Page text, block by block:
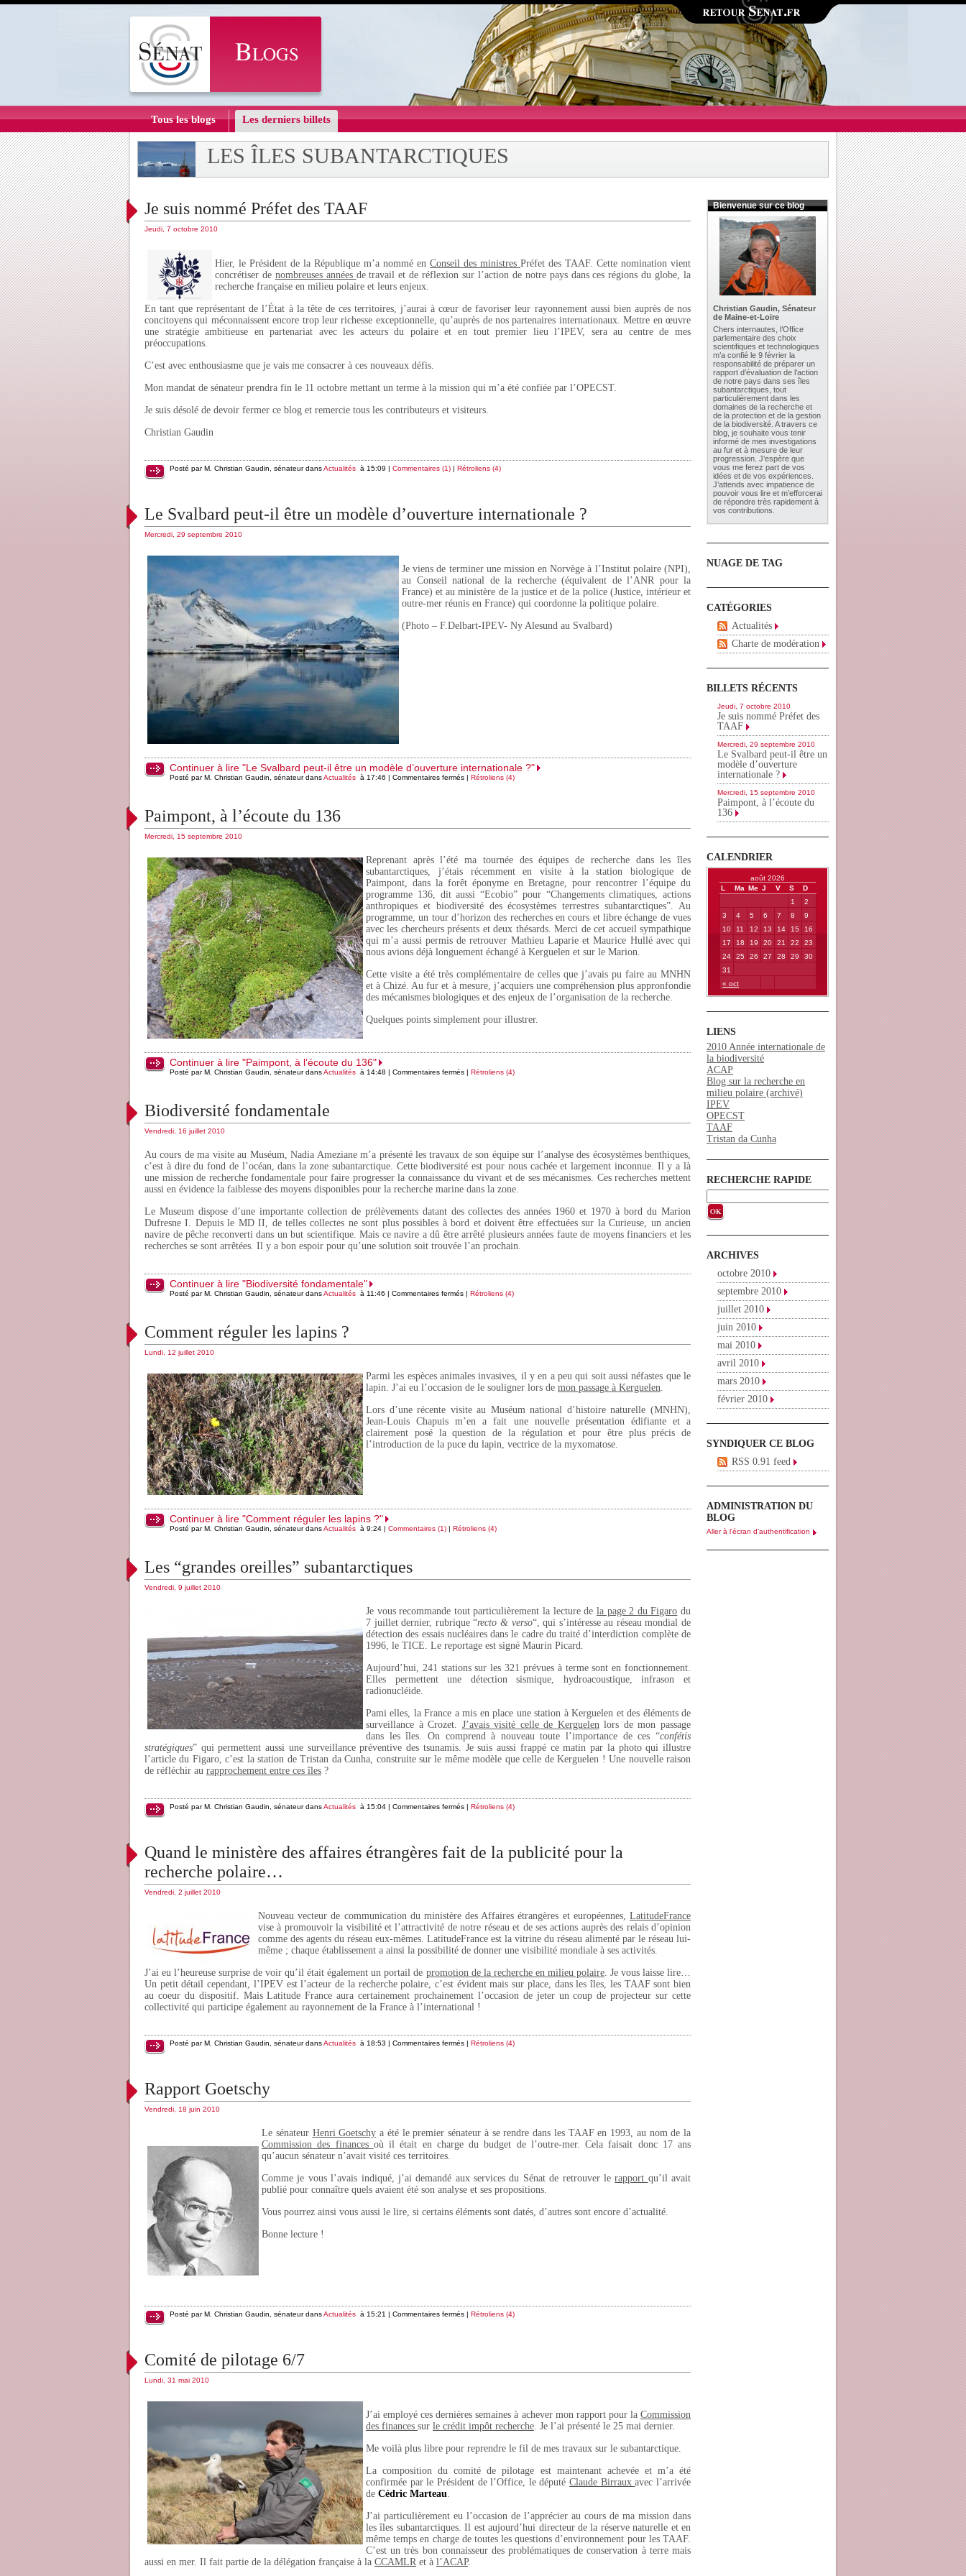
Tous les blogs Les derniers billets
LES ÎLES SUBANTARCTIQUES
Je suis nommé Préfet des TAAF
Jeudi, 7 octobre 2010
Hier, le Président de la République m’a nommé en Conseil des ministres Préfet des TAAF. Cette nomination vient
concrétiser de nombreuses années de travail et de réflexion sur l’action de notre pays dans ces régions du globe, la
recherche française en milieu polaire et leurs enjeux.
En tant que représentant de l’État à la tête de ces territoires, j’aurai à cœur de favoriser leur rayonnement aussi bien auprès de nos
concitoyens qui méconnaissent encore trop leur richesse exceptionnelle, qu’auprès de nos partenaires internationaux. Mettre en œuvre
une stratégie ambitieuse en partenariat avec les acteurs du polaire et en tout premier lieu l’IPEV, sera au centre de mes
préoccupations.
C’est avec enthousiasme que je vais me consacrer à ces nouveaux défis.
Mon mandat de sénateur prendra fin le 11 octobre mettant un terme à la mission qui m’a été confiée par l’OPECST.
Je suis désolé de devoir fermer ce blog et remercie tous les contributeurs et visiteurs.
Christian Gaudin
Posté par M. Christian Gaudin, sénateur dansActualités à 15:09 | Commentaires (1) | Rétroliens (4)
Le Svalbard peut-il être un modèle d’ouverture internationale ?
Mercredi, 29 septembre 2010
Je viens de terminer une mission en Norvège à l’Institut polaire (NPI),
au Conseil national de la recherche (équivalent de l’ANR pour la
France) et au ministère de la justice et de la police (Justice, intérieur et
outre-mer réunis en France) qui coordonne la politique polaire.
(Photo – F.Delbart-IPEV- Ny Alesund au Svalbard)
Continuer à lire "Le Svalbard peut-il être un modèle d’ouverture internationale ?"
Posté par M. Christian Gaudin, sénateur dansActualités à 17:46 | Commentaires fermés | Rétroliens (4)
Paimpont, à l’écoute du 136
Mercredi, 15 septembre 2010
Reprenant après l’été ma tournée des équipes de recherche dans les îles
subantarctiques, j’étais récemment en visite à la station biologique de
Paimpont, dans la forêt éponyme en Bretagne, pour rencontrer l’équipe du
programme 136, dit aussi “Ecobio” pour “Changements climatiques, actions
anthropiques et biodiversité des écosystèmes terrestres subantarctiques”. Au
programme, un tour d’horizon des recherches en cours et libre échange de vues
avec les chercheurs présents et deux thésards. Merci de cet accueil sympathique
qui m’a aussi permis de retrouver Mathieu Laparie et Maurice Hullé avec qui
nous avions déjà longuement échangé à Kerguelen et sur le Marion.
Cette visite a été très complémentaire de celles que j’avais pu faire au MNHN
et à Chizé. Au fur et à mesure, j’acquiers une compréhension plus appronfondie
des mécanismes biologiques et des enjeux de l’organisation de la recherche.
Quelques points simplement pour illustrer.
Continuer à lire "Paimpont, à l’écoute du 136"
Posté par M. Christian Gaudin, sénateur dansActualités à 14:48 | Commentaires fermés | Rétroliens (4)
Biodiversité fondamentale
Vendredi, 16 juillet 2010
Au cours de ma visite au Muséum, Nadia Ameziane m’a présenté les travaux de son équipe sur l’analyse des écosystèmes benthiques,
c’est à dire du fond de l’océan, dans la zone subantarctique. Cette biodiversité est pour nous cachée et largement inconnue. Il y a là
une mission de recherche fondamentale pour faire progresser la connaissance du vivant et de ses mécanismes. Ces recherches mettent
aussi en évidence la faiblesse des moyens disponibles pour la recherche marine dans la zone.
Le Museum dispose d’une importante collection de prélèvements datant des collectes des années 1960 et 1970 à bord du Marion
Dufresne I. Depuis le MD II, de telles collectes ne sont plus possibles à bord et doivent être effectuées sur la Curieuse, un ancien
navire de pêche reconverti dans un but scientifique. Mais ce navire a dû être arrêté plusieurs années faute de moyens financiers et les
recherches se sont arrêtées. Il y a bon espoir pour qu’une solution soit trouvée l’an prochain.
Continuer à lire "Biodiversité fondamentale"
Posté par M. Christian Gaudin, sénateur dansActualités à 11:46 | Commentaires fermés | Rétroliens (4)
Comment réguler les lapins ?
Lundi, 12 juillet 2010
Parmi les espèces animales invasives, il y en a peu qui soit aussi néfastes que le
lapin. J’ai eu l’occasion de le souligner lors de mon passage à Kerguelen.
Lors d’une récente visite au Muséum national d’histoire naturelle (MNHN),
Jean-Louis Chapuis m’en a fait une nouvelle présentation édifiante et a
clairement posé la question de la régulation et pour être plus précis de
l’introduction de la puce du lapin, vectrice de la myxomatose.
Continuer à lire "Comment réguler les lapins ?"
Posté par M. Christian Gaudin, sénateur dansActualités à 9:24 | Commentaires (1) | Rétroliens (4)
Les “grandes oreilles” subantarctiques
Vendredi, 9 juillet 2010
Je vous recommande tout particulièrement la lecture de la page 2 du Figaro du
7 juillet dernier, rubrique “recto & verso“, qui s’intéresse au réseau mondial de
détection des essais nucléaires dans le cadre du traité d’interdiction complète de
1996, le TICE. Le reportage est signé Maurin Picard.
Aujourd’hui, 241 stations sur les 321 prévues à terme sont en fonctionnement.
Elles permettent une détection sismique, hydroacoustique, infrason et
radionucléide.
Pami elles, la France a mis en place une station à Kerguelen et des éléments de
surveillance à Crozet. J’avais visité celle de Kerguelenlors de mon passage
dans les îles. On comprend à nouveau toute l’importance de ces “confétis
stratégiques” qui permettent aussi une surveillance préventive des tsunamis. Je suis aussi frappé ce matin par la photo qui illustre
l’article du Figaro, c’est la station de Tristan da Cunha, construite sur le même modèle que celle de Kerguelen ! Une nouvelle raison
de réfléchir au rapprochement entre ces îles ?
Posté par M. Christian Gaudin, sénateur dansActualités à 15:04 | Commentaires fermés | Rétroliens (4)
Quand le ministère des affaires étrangères fait de la publicité pour la
recherche polaire…
Vendredi, 2 juillet 2010
Nouveau vecteur de communication du ministère des Affaires étrangères et européennes, LatitudeFrance
vise à promouvoir la visibilité et l’attractivité de notre réseau et de ses actions auprès des relais d’opinion
comme des agents du réseau eux-mêmes. LatitudeFrance est la vitrine du réseau alimenté par le réseau lui-
même ; chaque établissement a ainsi la possibilité de donner une visibilité mondiale à ses activités.
J’ai eu l’heureuse surprise de voir qu’il était également un portail de promotion de la recherche en milieu polaire. Je vous laisse lire…
Un petit détail cependant, l’IPEV est l’acteur de la recherche polaire, c’est évident mais sur place, dans les îles, les TAAF sont bien
au coeur du dispositif. Mais Latitude France aura certainement prochainement l’occasion de jeter un coup de projecteur sur cette
collectivité qui participe également au rayonnement de la France à l’international !
Posté par M. Christian Gaudin, sénateur dansActualités à 18:53 | Commentaires fermés | Rétroliens (4)
Rapport Goetschy
Vendredi, 18 juin 2010
Le sénateur Henri Goetschy a été le premier sénateur à se rendre dans les TAAF en 1993, au nom de la
Commission des finances où il était en charge du budget de l’outre-mer. Cela faisait donc 17 ans
qu’aucun sénateur n’avait visité ces territoires.
Comme je vous l’avais indiqué, j’ai demandé aux services du Sénat de retrouver lerapport qu’il avait
publié pour connaître quels avaient été son analyse et ses propositions.
Vous pourrez ainsi vous aussi le lire, si certains éléments sont datés, d’autres sont encore d’actualité.
Bonne lecture !
Posté par M. Christian Gaudin, sénateur dansActualités à 15:21 | Commentaires fermés | Rétroliens (4)
Comité de pilotage 6/7
Lundi, 31 mai 2010
J’ai employé ces dernières semaines à achever mon rapport pour la Commission
des finances sur le crédit impôt recherche. Je l’ai présenté le 25 mai dernier.
Me voilà plus libre pour reprendre le fil de mes travaux sur le subantarctique.
La composition du comité de pilotage est maintenant achevée et m’a été
confirmée par le Président de l’Office, le députéClaude Birrauxavec l’arrivée
de Cédric Marteau.
J’ai particulièrement eu l’occasion de l’apprécier au cours de ma mission dans
les îles subantarctiques. Il est aujourd’hui directeur de la réserve naturelle et en
même temps en charge de toutes les questions d’environnement pour les TAAF.
C’est un très bon connaisseur des problématiques de conservation à terre mais
aussi en mer. Il fait partie de la délégation française à la CCAMLR et à l’ACAP.
Bienvenue sur ce blog
Christian Gaudin, Sénateur
de Maine-et-Loire
Chers internautes, l’Office
parlementaire des choix
scientifiques et technologiques
m’a confié le 9 février la
responsabilité de préparer un
rapport d’évaluation de l’action
de notre pays dans ses îles
subantarctiques, tout
particulièrement dans les
domaines de la recherche et
de la protection et de la gestion
de la biodiversité. A travers ce
blog, je souhaite vous tenir
informé de mes investigations
au fur et à mesure de leur
progression. J’espère que
vous me ferez part de vos
idées et de vos expériences.
J’attends avec impatience de
pouvoir vous lire et m’efforcerai
de répondre très rapidement à
vos contributions.
NUAGE DE TAG
CATÉGORIES
Actualités
Charte de modération
BILLETS RÉCENTS
Jeudi, 7 octobre 2010
Je suis nommé Préfet des
TAAF
Mercredi, 29 septembre 2010
Le Svalbard peut-il être un
modèle d’ouverture
internationale ?
Mercredi, 15 septembre 2010
Paimpont, à l’écoute du
136
CALENDRIER
août 2026
L
Ma Me J V S D
« oct
1
2
3
4 5 6 7 8
9
10
11 12 13 14 15
16
17
18 19 20 21 22
23
24
25 26 27 28 29
30
31
LIENS
2010 Année internationale de
la biodiversité
ACAP
Blog sur la recherche en
milieu polaire (archivé)
IPEV
OPECST
TAAF
Tristan da Cunha
RECHERCHE RAPIDE
ARCHIVES
octobre 2010
septembre 2010
juillet 2010
juin 2010
mai 2010
avril 2010
mars 2010
février 2010
SYNDIQUER CE BLOG
RSS 0.91 feed
ADMINISTRATION DU
BLOG
Aller à l'écran d'authentification